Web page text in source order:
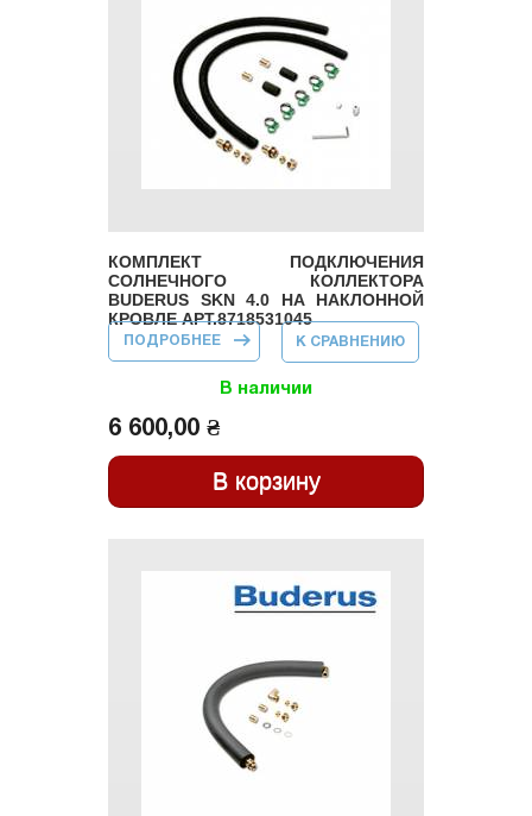
КОМПЛЕКТ ПОДКЛЮЧЕНИЯ
СОЛНЕЧНОГО КОЛЛЕКТОРА
BUDERUS SKN 4.0 НА НАКЛОННОЙ
КРОВЛЕ АРТ.8718531045
6 600,00 ₴
К СРАВНЕНИЮ
В наличии
ПОДРОБНЕЕ О КОМПЛЕКТ
ПОДКЛЮЧЕНИЯ
КОЛЛЕКТОРА
BUDERUS SKN
АРТ.8718531045